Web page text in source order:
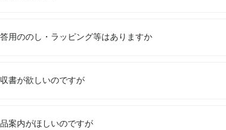
用ののし・ラッピング等はありますか
書が欲しいのですが
案内がほしいのですが